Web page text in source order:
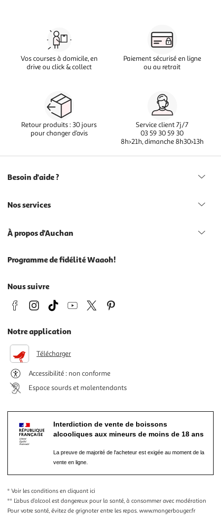
Vos courses à domicile, en
drive ou click & collect
Paiement sécurisé en ligne
ou au retrait
Retour produits : 30 jours
pour changer d’avis
Service client 7j/7
03 59 30 59 30
8h>21h, dimanche 8h30>13h
Besoin d'aide ?
Nos services
À propos d'Auchan
Programme de fidélité Waaoh!
Nous suivre
Notre application
Télécharger
Accessibilité : non conforme
Espace sourds et malentendants
Interdiction de vente de boissons
alcooliques aux mineurs de moins de 18 ans
La preuve de majorité de l'acheteur est exigée au moment de la
vente en ligne.
* Voir les conditions en cliquant ici
** L’abus d’alcool est dangereux pour la santé, à consommer avec modération
Pour votre santé, évitez de grignoter entre les repas. www.mangerbouger.fr